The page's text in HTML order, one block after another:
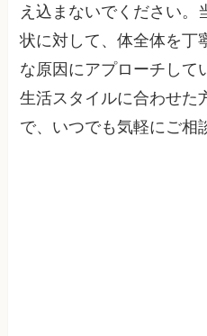
え込まないでください。
状に対して、体全体を丁
な原因にアプローチして
生活スタイルに合わせた
で、いつでも気軽にご相